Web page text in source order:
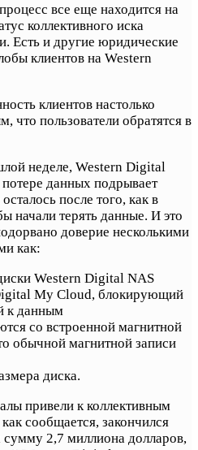
все еще находится на
коллективного иска
Есть и другие юридические
клиентов на Western
клиентов настолько
что пользователи обратятся в
неделе, Western Digital
данных подрывает
после того, как в
начали терять данные. И это
доверие несколькими
как:
Western Digital NAS
My Cloud, блокирующий
к данным
со встроенной магнитной
обычной магнитной записи
диска.
привели к коллективным
сообщается, закончился
сумму 2,7 миллиона долларов,